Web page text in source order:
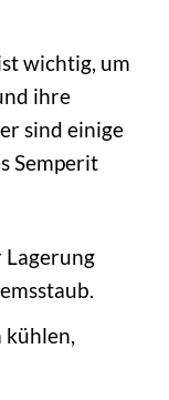
wichtig, um
ihre
sind einige
Semperit
Lagerung
kühlen,